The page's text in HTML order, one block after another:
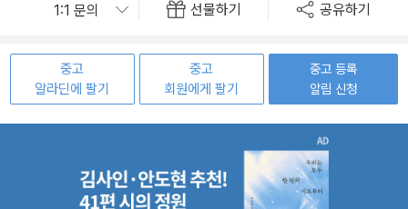
선물하기 공유하기
중고
알라딘에 팔기
중고
회원에게 팔기
중고 등록
알림 신청